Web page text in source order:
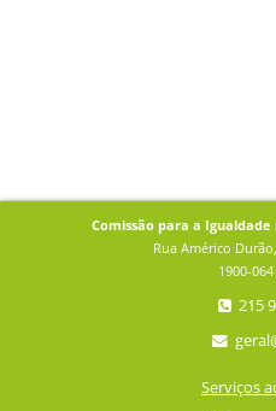
Comissão para a
Rua Américo
1900-
215
Serviços